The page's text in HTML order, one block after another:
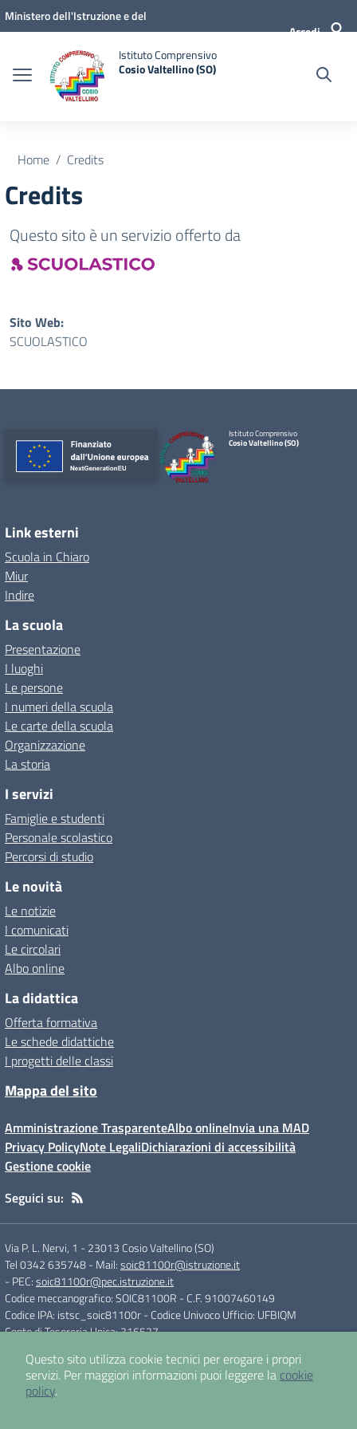
Vai ai contenuti
Vai al menu di navigazione
Vai al footer
Ministero dell'Istruzione e del
Accedi
Istituto Comprensivo
Cosio Valtellino (SO)
Home Credits
Credits
Questo sito è un servizio offerto da
Sito Web:
SCUOLASTICO
Istituto Comprensivo
Cosio Valtellino (SO)
Link esterni
Scuola in Chiaro
Miur
Indire
La scuola
Presentazione
I luoghi
Le persone
I numeri della scuola
Le carte della scuola
Organizzazione
La storia
I servizi
Famiglie e studenti
Personale scolastico
Percorsi di studio
Le novità
Le notizie
I comunicati
Le circolari
Albo online
La didattica
Offerta formativa
Le schede didattiche
I progetti delle classi
Mappa del sito
Amministrazione TrasparenteAlbo onlineInvia una MAD
Privacy PolicyNote LegaliDichiarazioni di accessibilità
Gestione cookie
Seguici su:
Via P. L. Nervi, 1 -23013 Cosio Valtellino (SO)
Tel 0342 635748- Mail:soic81100r@istruzione.it
- PEC:soic81100r@pec.istruzione.it
Codice meccanografico: SOIC81100R - C.F. 91007460149
Codice IPA: istsc_soic81100r- Codice Univoco Ufficio: UFBIQM
Conto di Tesoreria Unica: 316527
Concept & Design by
Designers Italia
Questo sito utilizza cookie tecnici per erogare i propri
servizi. Per maggiori informazioni puoi leggere la cookie
policy.